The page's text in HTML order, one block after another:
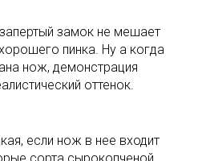
замок не мешает
пинка. Ну а когда
нож, демонстрация
оттенок.
если нож в нее входит